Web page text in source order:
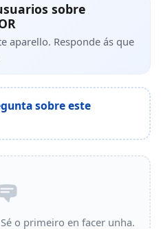
sobre
aparello. Responde ás que
sobre este
o primeiro en facer unha.